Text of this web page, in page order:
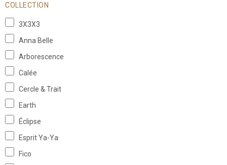
COLLECTION
3X3X3
Anna Belle
Arborescence
Calée
Cercle & Trait
Earth
Éclipse
Esprit Ya-Ya
Fico